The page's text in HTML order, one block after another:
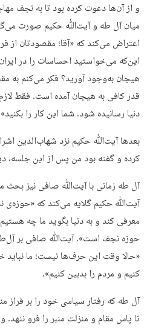
و از آن‌ها دعوت کرده بود تا به نجف
میان آل طه و آیت‌ﷲ حکیم صورت
اعتراض می‌کند که «آقا؛ مقصودتان از
این‌که می‌خواستید احساسات را در
هیجان به‌وجود آورید؟ فکر می‌کنم به
قدر کافی به هیجان آمده است. فقط
دنیا رسانیده شود. شما این کار را
بعدها آیت‌ﷲ حکیم نزد شهاب‌الدین
کرده و گفته بود من پس از این جلسه،
آل طه زمانی با آیت‌ﷲ صافی نیز بحث
آیت‌ﷲ حکیم گلایه می‌کند که «حوزه‌ی
معرفی کند و به دنیا بگوید ما چه
حوزه نجف است». آیت‌ﷲ صافی بر
«حالا وقت این حرف‌ها نیست؛ ما نباید
کنیم و مردم را بدبین کنیم».
آل طه که رفتار سیاسی خود را بر فراز
تا پاس مقام و منزلت منبر را فرو